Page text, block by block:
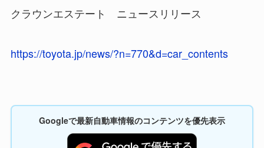
クラウンエステート ニュースリリース
https://toyota.jp/news/?n=770&d=car_contents
Googleで最新自動車情報のコンテンツを優先表示